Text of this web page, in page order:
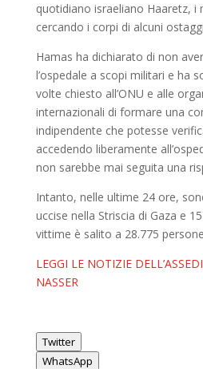
quotidiano israeliano Haaretz, i
cercando i corpi di alcuni
Hamas ha dichiarato di non
l’ospedale a scopi militari e ha
volte chiesto all’ONU e alle
internazionali di formare una
indipendente che potesse
accedendo liberamente
non sarebbe mai seguita una
Intanto, nelle ultime 24 ore,
uccise nella Striscia di Gaza e
vittime è salito a 28.775
LEGGI LE NOTIZIE
NASSER
Twitter
WhatsApp